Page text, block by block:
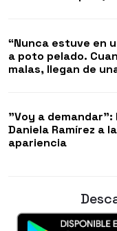
“Nunca estuve en
a poto pelado.
malas, llegan de
"Voy a
Daniela Ramírez a
apariencia